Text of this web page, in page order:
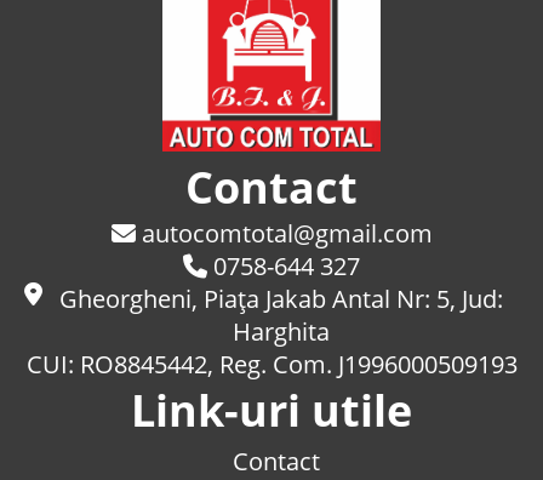
Contact
autocomtotal@gmail.com
0758-644 327
Gheorgheni, Piaţa Jakab Antal Nr: 5, Jud:
Harghita
CUI: RO8845442, Reg. Com. J1996000509193
Link-uri utile
Contact